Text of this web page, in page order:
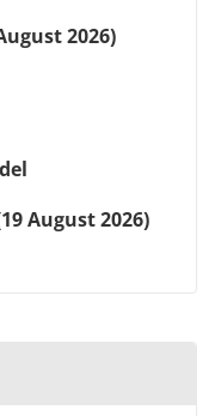
2026)
August 2026)